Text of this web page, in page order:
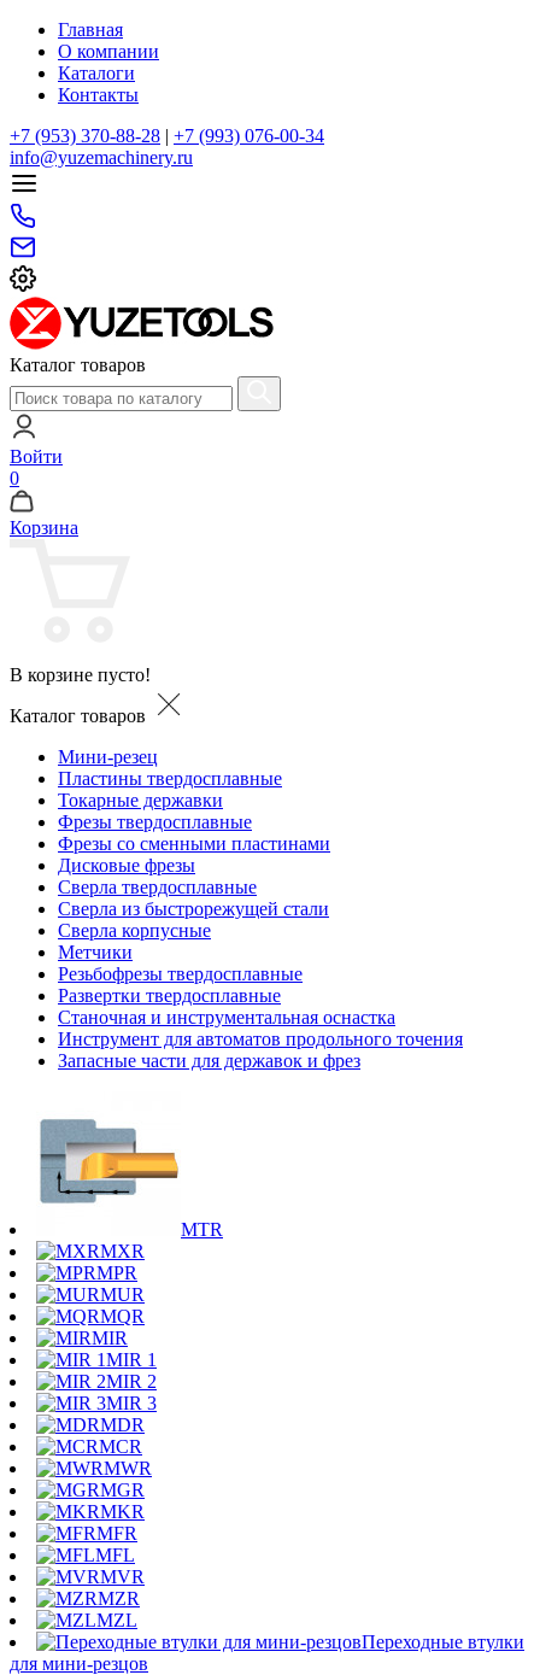
Главная
О компании
Каталоги
Контакты
+7 (953) 370-88-28 | +7 (993) 076-00-34
info@yuzemachinery.ru
Каталог товаров
Войти
0
Корзина
В корзине пусто!
Каталог товаров
Мини-резец
Пластины твердосплавные
Токарные державки
Фрезы твердосплавные
Фрезы со сменными пластинами
Дисковые фрезы
Сверла твердосплавные
Сверла из быстрорежущей стали
Сверла корпусные
Метчики
Резьбофрезы твердосплавные
Развертки твердосплавные
Станочная и инструментальная оснастка
Инструмент для автоматов продольного точения
Запасные части для державок и фрез
MTR
MXR
MPR
MUR
MQR
MIR
MIR 1
MIR 2
MIR 3
MDR
MCR
MWR
MGR
MKR
MFR
MFL
MVR
MZR
MZL
Переходные втулки
для мини-резцов